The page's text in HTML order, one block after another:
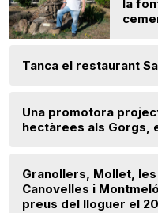
la
Tanca el restaurant
Una promotora
hectàrees als Gorgs,
Granollers, Mollet,
Canovelles i
preus del lloguer el